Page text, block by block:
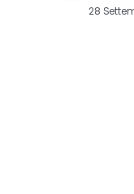
28